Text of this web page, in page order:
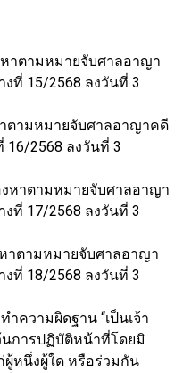
หาตามหมายจับศาลอาญา
ที่ 15/2568 ลงวันที่ 3
าตามหมายจับศาลอาญาคดี
2568 ลงวันที่ 3
งหาตามหมายจับศาลอาญา
ที่ 17/2568 ลงวันที่ 3
าตามหมายจับศาลอาญา
ที่ 18/2568 ลงวันที่ 3
ความผิดฐาน “เป็นเจ้า
การปฏิบัติหน้าที่โดยมิ
ผู้หนึ่งผู้ใด หรือร่วมกัน